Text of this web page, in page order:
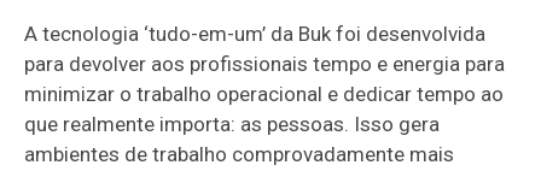
A tecnologia ‘tudo-em-um’ da Buk foi desenvolvida
para devolver aos profissionais tempo e energia para
minimizar o trabalho operacional e dedicar tempo ao
que realmente importa: as pessoas. Isso gera
ambientes de trabalho comprovadamente mais